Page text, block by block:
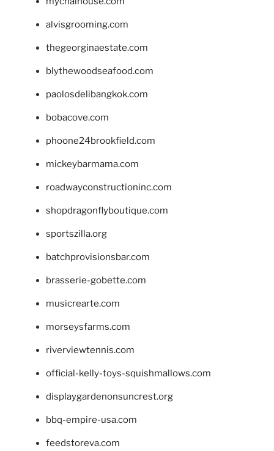
alvisgrooming.com
thegeorginaestate.com
blythewoodseafood.com
paolosdelibangkok.com
bobacove.com
phoone24brookfield.com
mickeybarmama.com
roadwayconstructioninc.com
shopdragonflyboutique.com
sportszilla.org
batchprovisionsbar.com
brasserie-gobette.com
musicrearte.com
morseysfarms.com
riverviewtennis.com
official-kelly-toys-squishmallows.com
displaygardenonsuncrest.org
bbq-empire-usa.com
feedstoreva.com